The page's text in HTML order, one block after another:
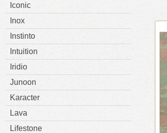
Iconic
Inox
Instinto
Intuition
Iridio
Junoon
Karacter
Lava
Lifestone